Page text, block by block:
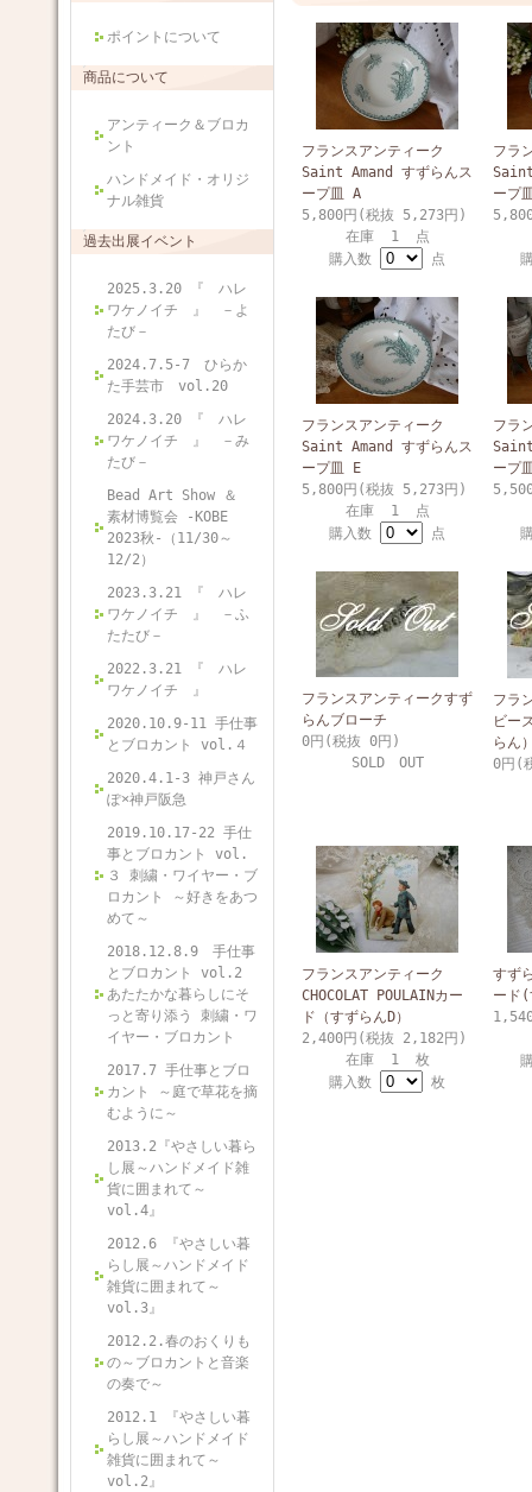
ポイントについて
商品について
アンティーク＆ブロカ
ント
ハンドメイド・オリジ
ナル雑貨
過去出展イベント
2025.3.20 『 ハレ
ワケノイチ 』 －よ
たび－
2024.7.5-7 ひらか
た手芸市 vol.20
2024.3.20 『 ハレ
ワケノイチ 』 －み
たび－
Bead Art Show ＆
素材博覧会 -KOBE
2023秋-（11/30～
12/2）
2023.3.21 『 ハレ
ワケノイチ 』 －ふ
たたび－
2022.3.21 『 ハレ
ワケノイチ 』
2020.10.9-11 手仕事
とブロカント vol.４
2020.4.1-3 神戸さん
ぽ×神戸阪急
2019.10.17-22 手仕
事とブロカント vol.
３ 刺繍・ワイヤー・ブ
ロカント ～好きをあつ
めて～
2018.12.8.9 手仕事
とブロカント vol.2
あたたかな暮らしにそ
っと寄り添う 刺繍・ワ
イヤー・ブロカント
2017.7 手仕事とブロ
カント ～庭で草花を摘
むように～
2013.2『やさしい暮ら
し展～ハンドメイド雑
貨に囲まれて～
vol.4』
2012.6 『やさしい暮
らし展～ハンドメイド
雑貨に囲まれて～
vol.3』
2012.2.春のおくりも
の～ブロカントと音楽
の奏で～
2012.1 『やさしい暮
らし展～ハンドメイド
雑貨に囲まれて～
vol.2』
フランスアンティーク
Saint Amand すずらんス
ープ皿 A
5,800円(税抜 5,273円)
在庫 1 点
購入数
点
フラ
Saint
ープ
フランスアンティーク
Saint Amand すずらんス
ープ皿 E
5,800円(税抜 5,273円)
在庫 1 点
購入数
点
フラ
Saint
ープ
フランスアンティークすず
らんブローチ
0円(税抜 0円)
SOLD OUT
フラ
ビー
らん
0円(
フランスアンティーク
CHOCOLAT POULAINカー
ド（すずらんD）
2,400円(税抜 2,182円)
在庫 1 枚
購入数
枚
すず
ード(